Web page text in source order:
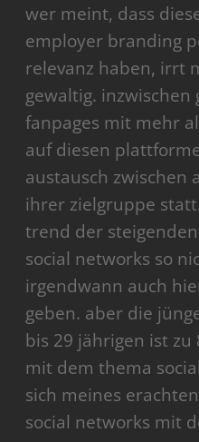
wer meint, dass
employer branding
relevanz haben, irrt
gewaltig.
fanpages mit mehr
auf diesen
austausch zwischen
ihrer zielgruppe
trend der
social networks so
irgendwann auch
geben. aber die
bis 29 jährigen ist zu
mit dem thema
sich meines
social networks mit